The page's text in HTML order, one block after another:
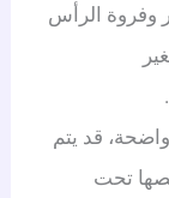
الرأس
قد يتم
تحت